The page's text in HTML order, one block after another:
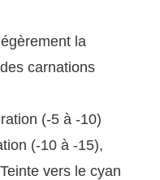
la
carnations
(-5 à -10)
(-10 à -15),
vers le cyan